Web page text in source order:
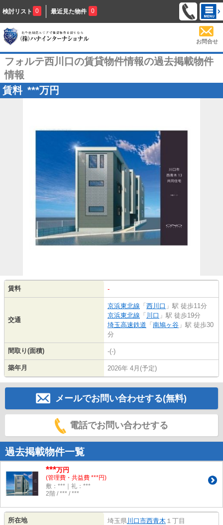
検討リスト 0 最近見た物件 0
お問合せ
フォルテ西川口の賃貸物件情報の過去掲載物件
情報
賃料 ***万円
賃料 -
交通
京浜東北線 「西川口 」駅 徒歩11分
京浜東北線 「 川口 」駅 徒歩19分
埼玉高速鉄道 「南鳩ヶ谷 」駅 徒歩30
分
間取り(面積) -(-)
築年月 2026年 4月(予定)
メールでお問い合わせする(無料)
電話でお問い合わせする
過去掲載物件一覧
***万円
(管理費・共益費 ***円)
敷：***｜礼：***
2階 / *** / ***
所在地 埼玉県 川口市西青木 １丁目